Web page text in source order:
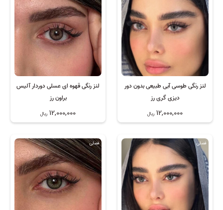
لنز رنگی طوسی آبی طبیعی بدون دور
دیزی گری رز
12,000,000 ریال
لنز رنگی قهوه ای عسلی دوردار آلیس
براون رز
12,000,000 ریال
فصلی فصلی